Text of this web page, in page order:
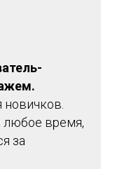
любое время,
за